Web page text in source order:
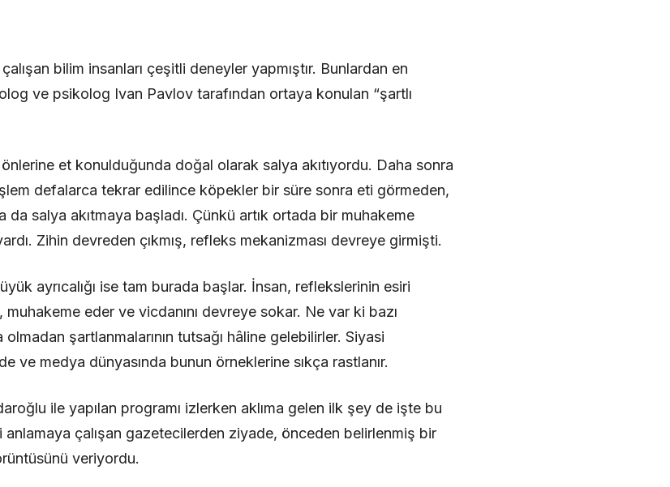
bilim insanları çeşitli deneyler yapmıştır. Bunlardan en
ve psikolog Ivan Pavlov tarafından ortaya konulan “şartlı
et konulduğunda doğal olarak salya akıtıyordu. Daha sonra
defalarca tekrar edilince köpekler bir süre sonra eti görmeden,
da salya akıtmaya başladı. Çünkü artık ortada bir muhakeme
Zihin devreden çıkmış, refleks mekanizması devreye girmişti.
ayrıcalığı ise tam burada başlar. İnsan, reflekslerinin esiri
eder ve vicdanını devreye sokar. Ne var ki bazı
şartlanmalarının tutsağı hâline gelebilirler. Siyasi
ve medya dünyasında bunun örneklerine sıkça rastlanır.
ile yapılan programı izlerken aklıma gelen ilk şey de işte bu
çalışan gazetecilerden ziyade, önceden belirlenmiş bir
veriyordu.